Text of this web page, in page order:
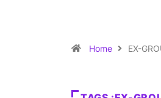
Home EX-